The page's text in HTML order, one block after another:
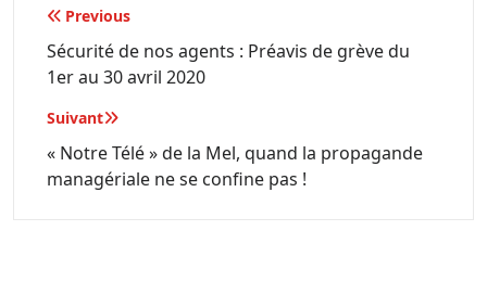
Navigation
de
l’article
Previous
Sécurité de nos agents : Préavis de grève du
1er au 30 avril 2020
Suivant
« Notre Télé » de la Mel, quand la propagande
managériale ne se confine pas !